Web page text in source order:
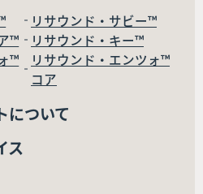
リサウンド・サビー™
™
リサウンド・キー™
™
リサウンド・エンツォ™
コア
について
ス